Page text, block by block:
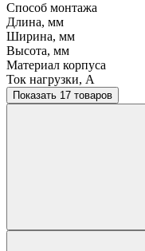
Способ монтажа
Длина, мм
Ширина, мм
Высота, мм
Материал корпуса
Ток нагрузки, A
Показать 17 товаров